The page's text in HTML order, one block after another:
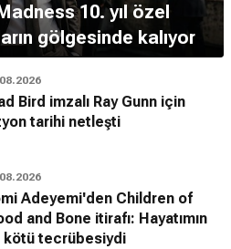
10. yıl özel
gölgesinde kalıyor
Bird imzalı Ray Gunn için
tarihi netleşti
Adeyemi'den Children of
and Bone itirafı: Hayatımın
kötü tecrübesiydi